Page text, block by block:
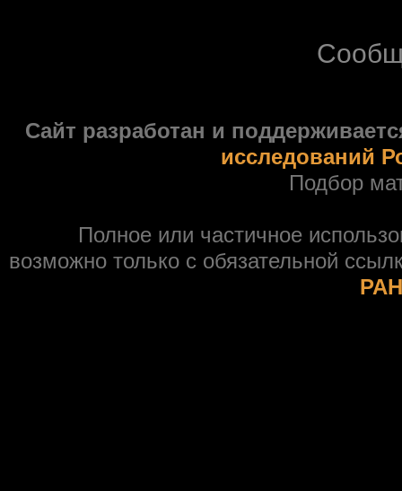
Сайт разработан и
исследований
Подбор
Полное или частичное
возможно только с обязательной